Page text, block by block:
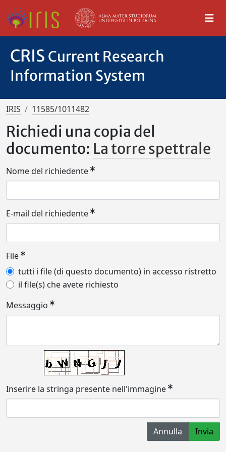
CRIS Current Research
Information System
IRIS 11585/1011482
Richiedi una copia del
documento: La torre spettrale
Nome del richiedente
E-mail del richiedente
File
tutti i file (di questo documento) in accesso ristretto
il file(s) che avete richiesto
Messaggio
Inserire la stringa presente nell'immagine
Annulla Invia